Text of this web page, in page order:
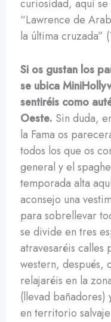
curiosidad, aquí
“Lawrence de
la última cruzada”
Si os gustan los
se ubica
sentiréis como
Oeste. Sin duda,
la Fama os
todos los que os
general y el
temporada alta
aconsejo una
para sobrellevar
se divide en tres
atravesaréis
western, después,
relajaréis en la
(llevad
en territorio salvaje.